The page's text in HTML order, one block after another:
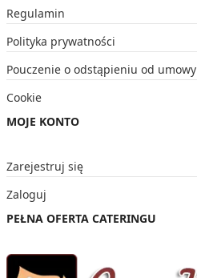
Regulamin
Polityka prywatności
Pouczenie o odstąpieniu od umowy
Cookie
MOJE KONTO
Zarejestruj się
Zaloguj
PEŁNA OFERTA CATERINGU